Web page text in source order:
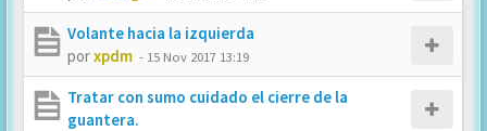
Volante hacia la izquierda
porxpdm - 15 Nov 2017 13:19
Tratar con sumo cuidado el cierre de la
guantera.